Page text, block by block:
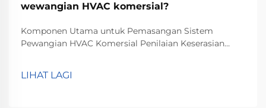
wewangian HVAC komersial?
Komponen Utama untuk Pemasangan Sistem
Pewangian HVAC Komersial Penilaian Keserasian
dilakukan ialah memastikan sama ada sistem
LIHAT LAGI